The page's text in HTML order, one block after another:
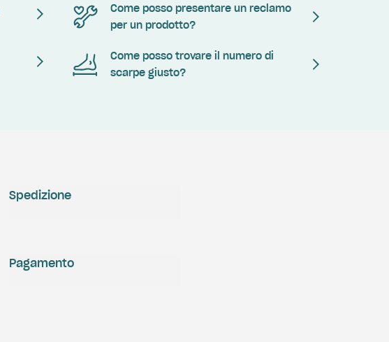
Come posso presentare un reclamo
per un prodotto?
Come posso trovare il numero di
scarpe giusto?
Spedizione
Pagamento